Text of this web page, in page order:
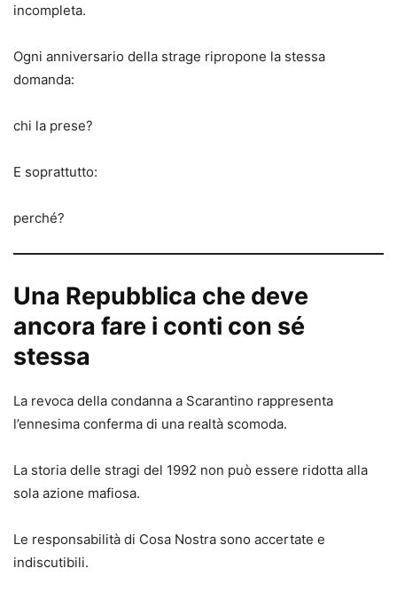
incompleta.
Ogni anniversario della strage ripropone la stessa
domanda:
chi la prese?
E soprattutto:
perché?
Una Repubblica che deve
ancora fare i conti con sé
stessa
La revoca della condanna a Scarantino rappresenta
l’ennesima conferma di una realtà scomoda.
La storia delle stragi del 1992 non può essere ridotta alla
sola azione mafiosa.
Le responsabilità di Cosa Nostra sono accertate e
indiscutibili.